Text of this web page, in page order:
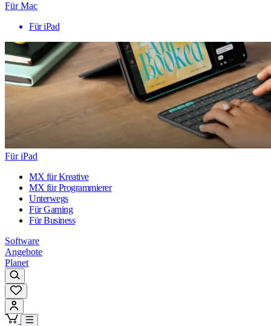
Für Mac
Für iPad
Für iPad
MX für Kreative
MX für Programmierer
Unterwegs
Für Gaming
Für Business
Software
Angebote
Planet